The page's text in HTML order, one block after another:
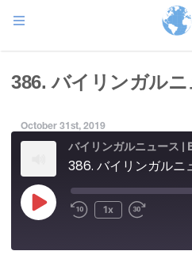
386. バイリンガルニ
October 31st, 2019
バイリンガルニュース |
386. バイリンガルニ
Play
Episode
1x